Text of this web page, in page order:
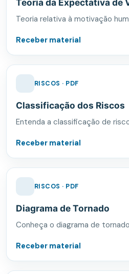
Teoria relativa à motivação
Receber material
RISCOS · PDF
Classificação dos Riscos
Entenda a classificação de
Receber material
RISCOS · PDF
Diagrama de Tornado
Conheça o diagrama de
Receber material